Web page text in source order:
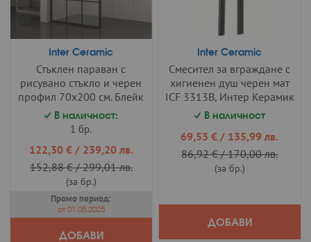
Inter Ceramic
Стъклен параван с
рисувано стъкло и черен
профил 70х200 см. Блейк
115/70, Интер Керамик
В наличност:
1 бр.
Промо
цена
122,30 €/ 239,20 лв.
152,88 €/299,01 лв.
(за бр.)
Промо период:
от 01.05.2025
ДОБАВИ
Inter Ceramic
Смесител за вграждане с
хигиенен душ черен мат
ICF 3313B, Интер Керамик
В наличност
Промо
цена
69,53 € / 135,99 лв.
86,92 €/170,00 лв.
(за бр.)
ДОБАВИ